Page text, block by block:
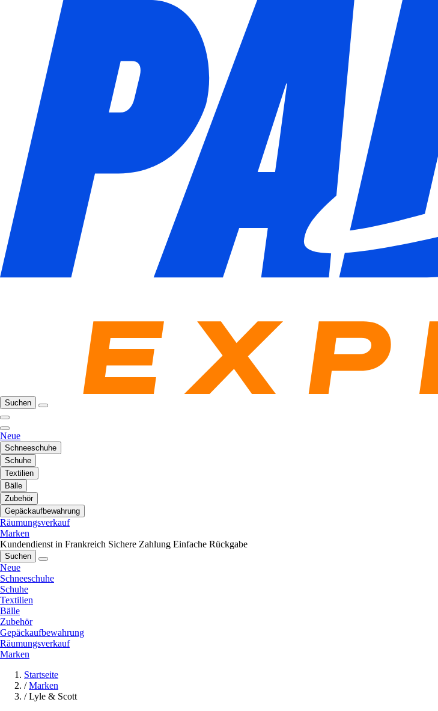
Suchen
Neue
Schneeschuhe
Schuhe
Textilien
Bälle
Zubehör
Gepäckaufbewahrung
Räumungsverkauf
Marken
Kundendienst in Frankreich Sichere Zahlung Einfache Rückgabe
Suchen
Neue
Schneeschuhe
Schuhe
Textilien
Bälle
Zubehör
Gepäckaufbewahrung
Räumungsverkauf
Marken
Startseite
/ Marken
/ Lyle & Scott